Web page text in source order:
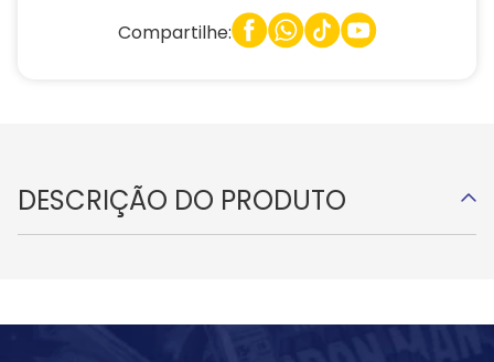
Compartilhe:
DESCRIÇÃO DO PRODUTO